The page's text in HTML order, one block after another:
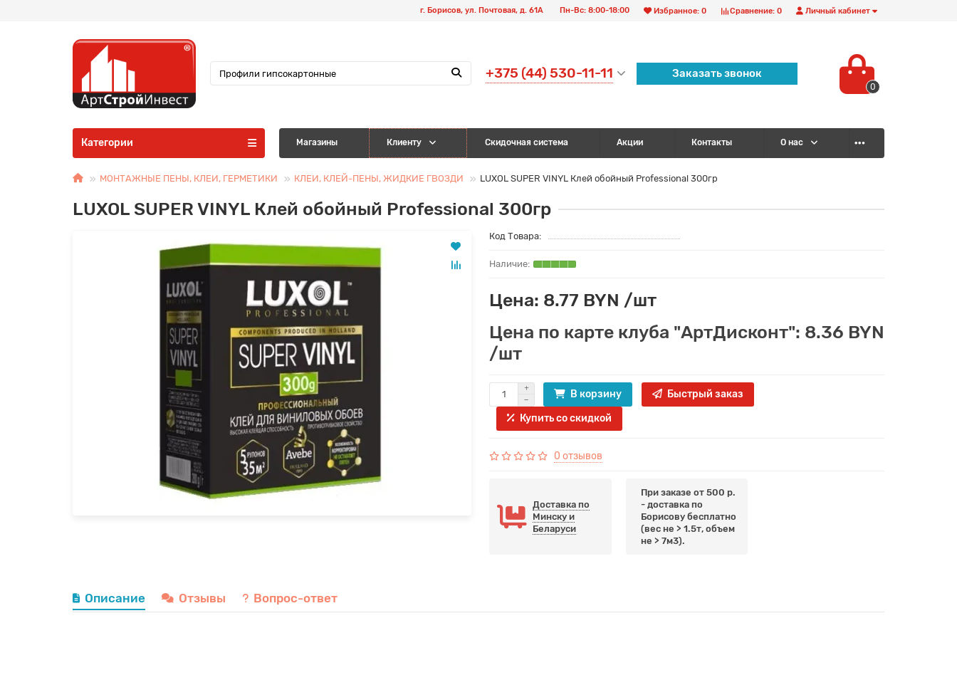
Личный кабинет
Сравнение: 0
Избранное: 0
г. Борисов, ул. Почтовая, д. 61А Пн-Вс: 8:00-18:00
+375 (44) 530-11-11 Заказать звонок
0
Категории Магазины Клиенту Скидочная система Акции Контакты О нас
МОНТАЖНЫЕ ПЕНЫ, КЛЕИ, ГЕРМЕТИКИ КЛЕИ, КЛЕЙ-ПЕНЫ, ЖИДКИЕ ГВОЗДИ LUXOL SUPER VINYL Клей обойный Professional 300гр
LUXOL SUPER VINYL Клей обойный Professional 300гр
Код Товара:
Цена: 8.77 BYN /шт
Цена по карте клуба "АртДисконт": 8.36 BYN
/шт
В корзину
Быстрый заказ
Купить со скидкой
0 отзывов
Доставка по
Минску и
Беларуси
При заказе от 500 р.
- доставка по
Борисову бесплатно
(вес не > 1.5т, объем
не > 7м3).
Описание Отзывы Вопрос-ответ